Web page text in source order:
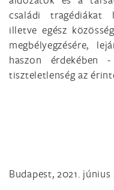
családi tragédiákat
illetve egész
megbélyegzésére,
haszon érdekében
tiszteletlenség az
Budapest, 2021. június